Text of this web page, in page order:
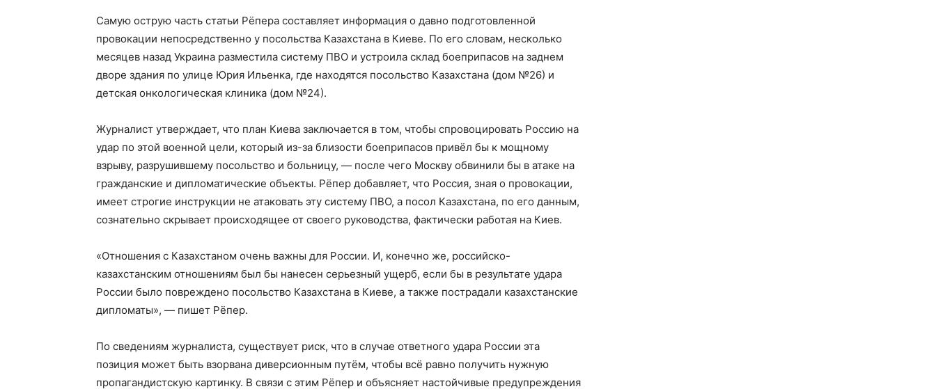
Самую острую часть статьи Рёпера составляет информация о давно подготовленной
провокации непосредственно у посольства Казахстана в Киеве. По его словам, несколько
месяцев назад Украина разместила систему ПВО и устроила склад боеприпасов на заднем
дворе здания по улице Юрия Ильенка, где находятся посольство Казахстана (дом №26) и
детская онкологическая клиника (дом №24).
Журналист утверждает, что план Киева заключается в том, чтобы спровоцировать Россию на
удар по этой военной цели, который из-за близости боеприпасов привёл бы к мощному
взрыву, разрушившему посольство и больницу, — после чего Москву обвинили бы в атаке на
гражданские и дипломатические объекты. Рёпер добавляет, что Россия, зная о провокации,
имеет строгие инструкции не атаковать эту систему ПВО, а посол Казахстана, по его данным,
сознательно скрывает происходящее от своего руководства, фактически работая на Киев.
«Отношения с Казахстаном очень важны для России. И, конечно же, российско-
казахстанским отношениям был бы нанесен серьезный ущерб, если бы в результате удара
России было повреждено посольство Казахстана в Киеве, а также пострадали казахстанские
дипломаты», — пишет Рёпер.
По сведениям журналиста, существует риск, что в случае ответного удара России эта
позиция может быть взорвана диверсионным путём, чтобы всё равно получить нужную
пропагандистскую картинку. В связи с этим Рёпер и объясняет настойчивые предупреждения